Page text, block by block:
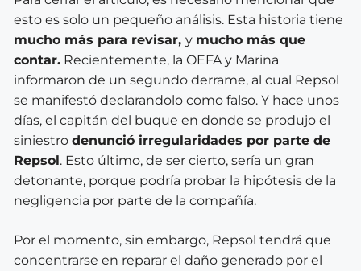
esto es solo un pequeño análisis. Esta historia tiene
mucho más para revisar, y mucho más que
contar. Recientemente, la OEFA y Marina
informaron de un segundo derrame, al cual Repsol
se manifestó declarandolo como falso. Y hace unos
días, el capitán del buque en donde se produjo el
siniestro denunció irregularidades por parte de
Repsol. Esto último, de ser cierto, sería un gran
detonante, porque podría probar la hipótesis de la
negligencia por parte de la compañía.
Por el momento, sin embargo, Repsol tendrá que
concentrarse en reparar el daño generado por el